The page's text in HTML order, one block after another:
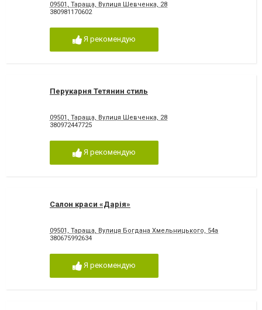
09501, Тараща, Вулиця Шевченка, 28
380981170602
Я рекомендую
Перукарня Тетянин стиль
09501, Тараща, Вулиця Шевченка, 28
380972447725
Я рекомендую
Салон краси «Дарія»
09501, Тараща, Вулиця Богдана Хмельницького, 54а
380675992634
Я рекомендую